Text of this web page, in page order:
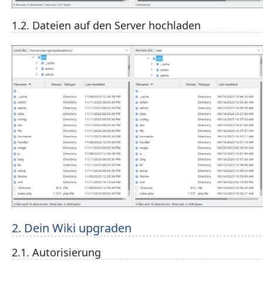
1.2. Dateien auf den Server hochladen
2. Dein Wiki upgraden
2.1. Autorisierung